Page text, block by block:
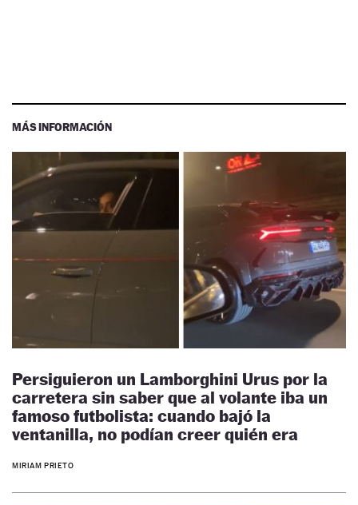
MÁS INFORMACIÓN
Persiguieron un Lamborghini Urus por la
carretera sin saber que al volante iba un
famoso futbolista: cuando bajó la
ventanilla, no podían creer quién era
MIRIAM PRIETO